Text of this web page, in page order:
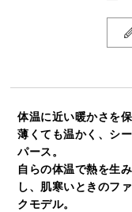
体温に近い暖かさを
薄くても温かく、シ
パース。
自らの体温で熱を生
し、肌寒いときのフ
クモデル。